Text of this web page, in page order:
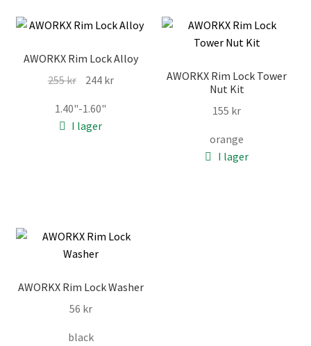
AWORKX Rim Lock Alloy
255kr Det
priset
var:
244 krDet
1.40"-1.60"
I lager
AWORKX Rim Lock Tower
Nut Kit
155 kr
orange
I lager
AWORKX Rim Lock Washer
56 kr
black